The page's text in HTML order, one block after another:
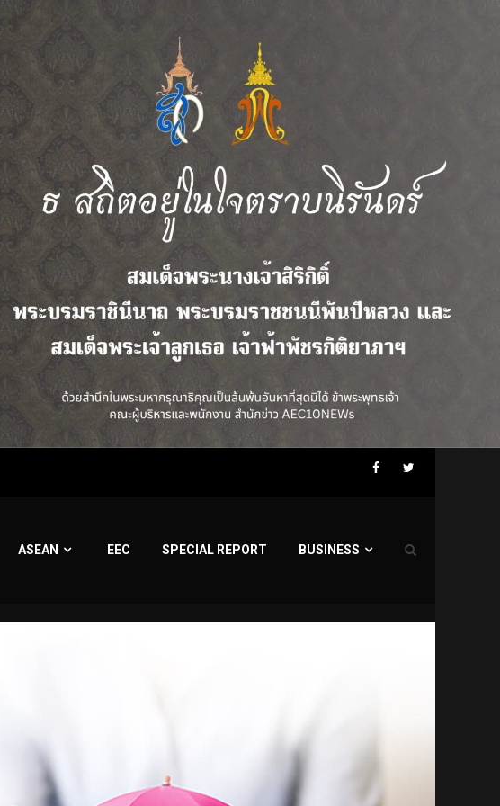
Facebook
Twitter
ASEAN EEC SPECIAL REPORT BUSINESS